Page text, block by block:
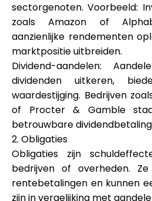
sectorgenoten. Voorbeeld:
zoals Amazon of
aanzienlijke rendementen
marktpositie uitbreiden.
Dividend-aandelen:
dividenden uitkeren,
waardestijging. Bedrijven
of Procter & Gamble
betrouwbare
2. Obligaties
Obligaties zijn
bedrijven of overheden.
rentebetalingen en kunnen
zijn in vergelijking met